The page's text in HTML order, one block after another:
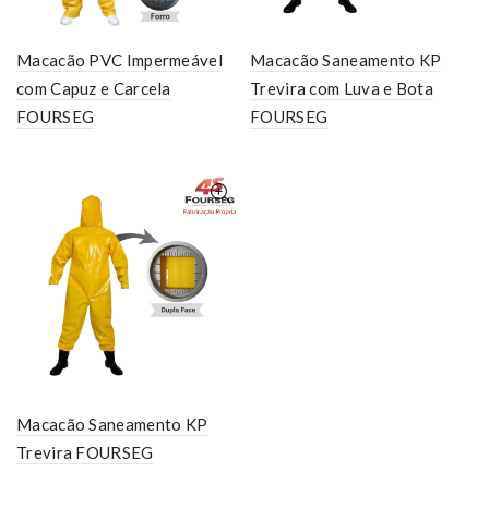
Macacão PVC Impermeável
com Capuz e Carcela
FOURSEG
Macacão Saneamento KP
Trevira com Luva e Bota
FOURSEG
Macacão Saneamento KP
Trevira FOURSEG